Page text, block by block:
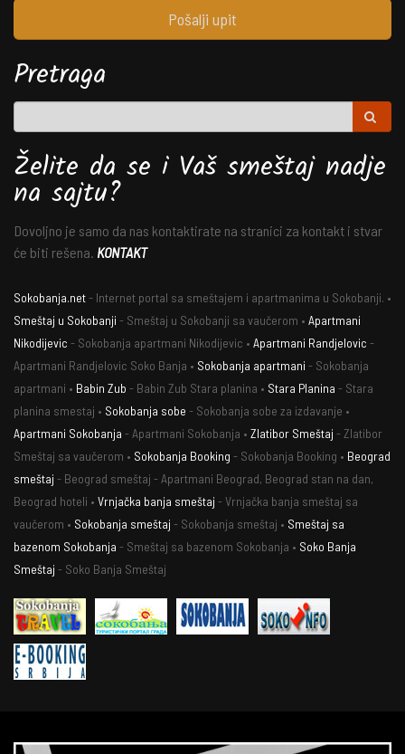
Pošalji upit
Pretraga
Želite da se i Vaš smeštaj nadje
na sajtu?
Dovoljno je samo da nas kontaktirate na stranici za kontakt i stvar
će biti rešena. KONTAKT
Sokobanja.net- Internet portal sa smeštajem i apartmanima u Sokobanji. •
Smeštaj u Sokobanji - Smeštaj u Sokobanji sa vaučerom • Apartmani
Nikodijevic - Sokobanja apartmani Nikodijevic • Apartmani Randjelovic -
Apartmani Randjelovic Soko Banja • Sokobanja apartmani - Sokobanja
apartmani • Babin Zub - Babin Zub Stara planina • Stara Planina - Stara
planina smestaj • Sokobanja sobe - Sokobanja sobe za izdavanje •
Apartmani Sokobanja - Apartmani Sokobanja • Zlatibor Smeštaj - Zlatibor
Smeštaj sa vaučerom • Sokobanja Booking - Sokobanja Booking • Beograd
smeštaj - Beograd smeštaj - Apartmani Beograd, Beograd stan na dan,
Beograd hoteli • Vrnjačka banja smeštaj - Vrnjačka banja smeštaj sa
vaučerom • Sokobanja smeštaj - Sokobanja smeštaj • Smeštaj sa
bazenom Sokobanja - Smeštaj sa bazenom Sokobanja • Soko Banja
Smeštaj - Soko Banja Smeštaj